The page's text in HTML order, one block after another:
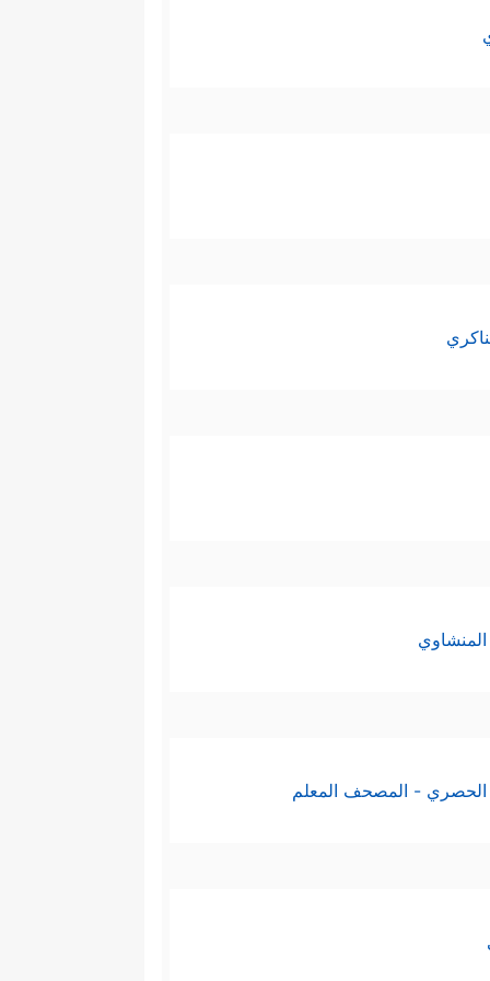
الحصري - المصحف المعلم